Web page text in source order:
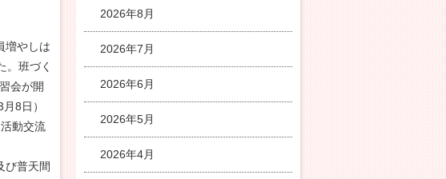
増やしは
。班づく
会が開
8日）
動交流
び普天間
2026年8月
2026年7月
2026年6月
2026年5月
2026年4月